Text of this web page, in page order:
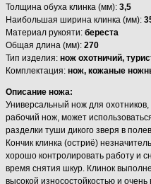
Толщина обуха клинка (мм): 3,5
Наибольшая ширина клинка (мм):
Материал рукояти: береста
Общая длина (мм): 270
Тип изделия: нож охотничий,
Комплектация: нож, кожаные
Описание ножа:
Универсальный нож для
рабочий нож, может
разделки туши дикого зверя в
Кончик клинка (остриё)
хорошо контролировать работу и
время снятия шкур. Клинок
высокой износостойкостью и